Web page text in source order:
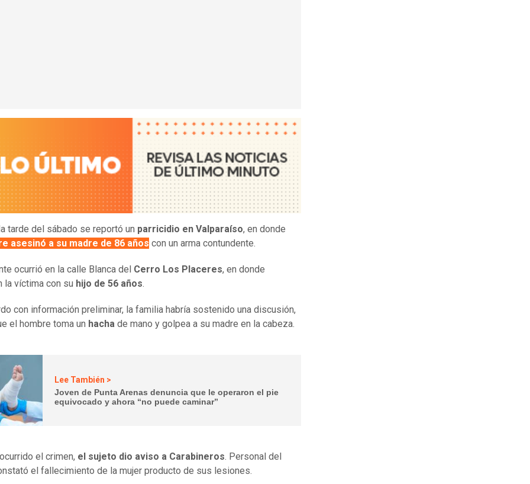
tarde del sábado se reportó un parricidio en Valparaíso, en donde
asesinó a su madre de 86 años con un arma contundente.
ocurrió en la calle Blanca del Cerro Los Placeres, en donde
la víctima con su hijo de 56 años.
con información preliminar, la familia habría sostenido una discusión,
el hombre toma un hacha de mano y golpea a su madre en la cabeza.
Lee También >
Joven de Punta Arenas denuncia que le operaron el pie
equivocado y ahora “no puede caminar”
el crimen, el sujeto dio aviso a Carabineros. Personal del
el fallecimiento de la mujer producto de sus lesiones.